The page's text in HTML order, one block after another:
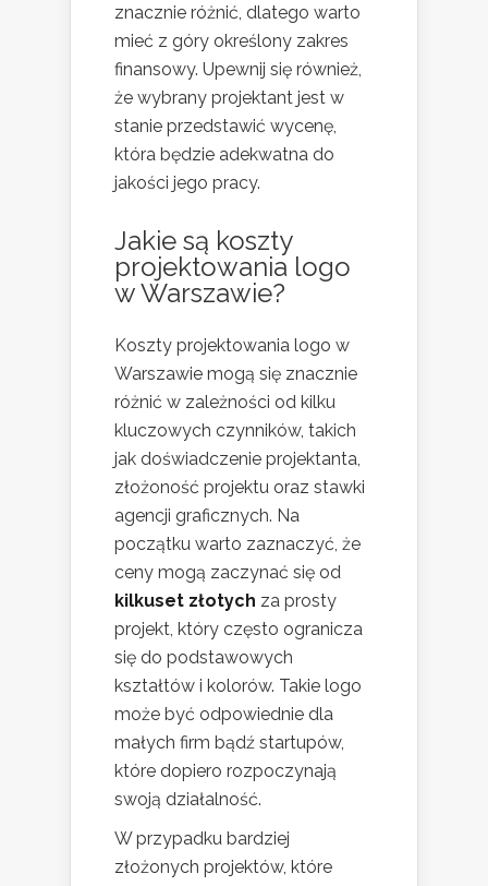
znacznie różnić, dlatego warto
mieć z góry określony zakres
finansowy. Upewnij się również,
że wybrany projektant jest w
stanie przedstawić wycenę,
która będzie adekwatna do
jakości jego pracy.
Jakie są koszty
projektowania logo
w Warszawie?
Koszty projektowania logo w
Warszawie mogą się znacznie
różnić w zależności od kilku
kluczowych czynników, takich
jak doświadczenie projektanta,
złożoność projektu oraz stawki
agencji graficznych. Na
początku warto zaznaczyć, że
ceny mogą zaczynać się od
kilkuset złotych za prosty
projekt, który często ogranicza
się do podstawowych
kształtów i kolorów. Takie logo
może być odpowiednie dla
małych firm bądź startupów,
które dopiero rozpoczynają
swoją działalność.
W przypadku bardziej
złożonych projektów, które